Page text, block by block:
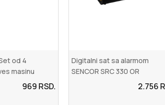
od 4
masinu
969 RSD.
Digitalni sat sa alarmom
SENCOR SRC 330 OR
2.756